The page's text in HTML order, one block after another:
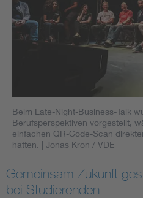
Beim Late-Night-Business-Talk
Berufsperspektiven vorgestellt,
einfachen QR-Code-Scan
hatten. | Jonas Kron / VDE
Gemeinsam Zukunft
bei Studierenden